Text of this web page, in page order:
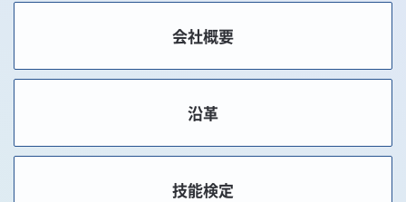
会社概要
沿革
技能検定